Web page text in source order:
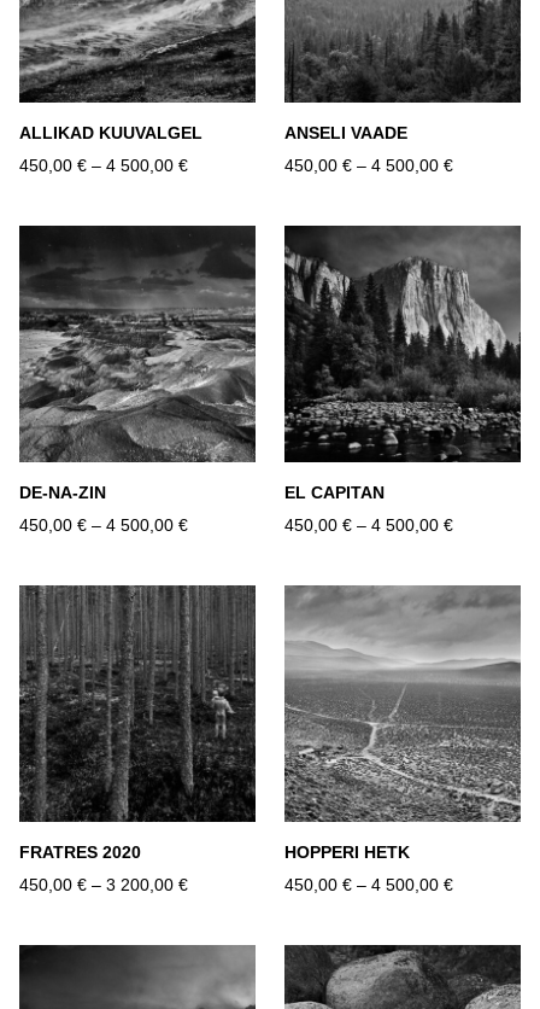
ALLIKAD KUUVALGEL
450,00 € – 4 500,00 €
ANSELI VAADE
450,00 € – 4 500,00 €
DE-NA-ZIN
450,00 € – 4 500,00 €
EL CAPITAN
450,00 € – 4 500,00 €
FRATRES 2020
450,00 € – 3 200,00 €
HOPPERI HETK
450,00 € – 4 500,00 €